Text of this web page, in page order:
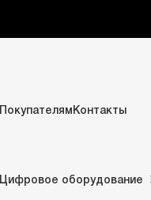
Покупателям Контакты
Цифровое оборудование